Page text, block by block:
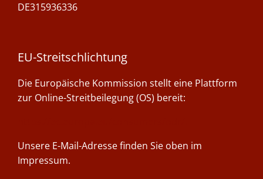
DE315936336
EU-Streitschlichtung
Die Europäische Kommission stellt eine Plattform
zur Online-Streitbeilegung (OS) bereit:
Unsere E-Mail-Adresse finden Sie oben im
Impressum.